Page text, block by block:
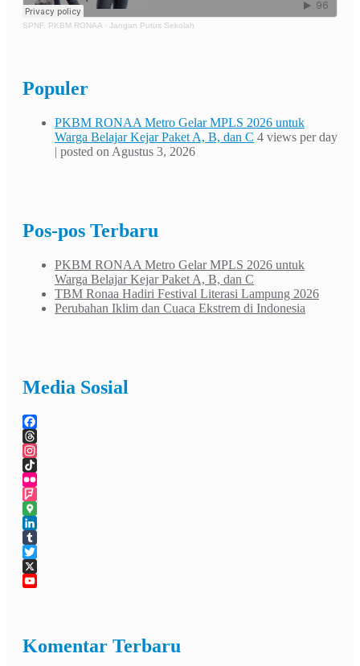
SPNF. PKBM RONAA · Jangan Putus Sekolah
Populer
PKBM RONAA Metro Gelar MPLS 2026 untuk
Warga Belajar Kejar Paket A, B, dan C 4 views per day
| posted on Agustus 3, 2026
Pos-pos Terbaru
PKBM RONAA Metro Gelar MPLS 2026 untuk
Warga Belajar Kejar Paket A, B, dan C
TBM Ronaa Hadiri Festival Literasi Lampung 2026
Perubahan Iklim dan Cuaca Ekstrem di Indonesia
Media Sosial
Facebook
Threads
Instagram
TikTok
Flickr
Foursquare
Google
Maps
LinkedIn
Tumblr
Twitter
X
Komentar Terbaru